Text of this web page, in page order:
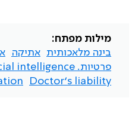
מילות מפתח:
בינה מלאכותית
אתיקה
פרטיות. Artificial intelligence
Doctor’s liability